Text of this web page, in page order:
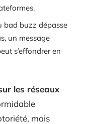
bad buzz dépasse
un message
s’effondrer en
les réseaux
mais